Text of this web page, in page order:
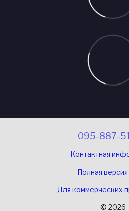
095-887-
Контактная
Полная версия
Для коммерческих
© 2026